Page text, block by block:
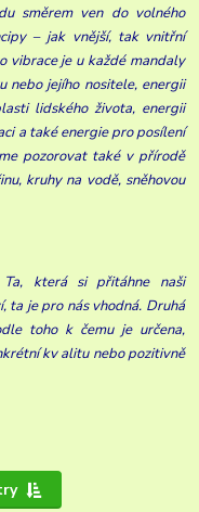
směrem ven do volného
– jak vnější, tak vnitřní
vibrace je u každé mandaly
nebo jejího nositele, energii
lidského života, energii
a také energie pro posílení
pozorovat také v přírodě
kruhy na vodě, sněhovou
která si přitáhne naši
ta je pro nás vhodná. Druhá
toho k čemu je určena,
kv alitu nebo pozitivně